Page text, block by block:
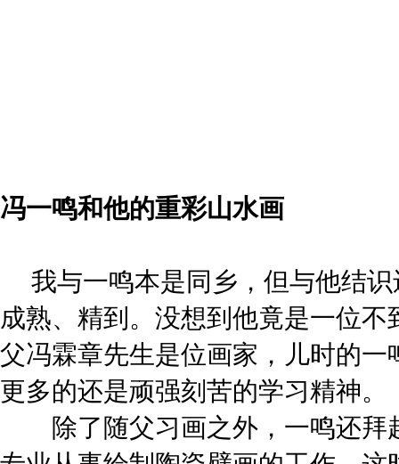
冯一鸣和他的重彩山水画
我与一鸣本是同乡，但与他结识
成熟、精到。没想到他竟是一位
父冯霖章先生是位画家，儿时的
更多的还是顽强刻苦的学习精神。
除了随父习画之外，一鸣还拜